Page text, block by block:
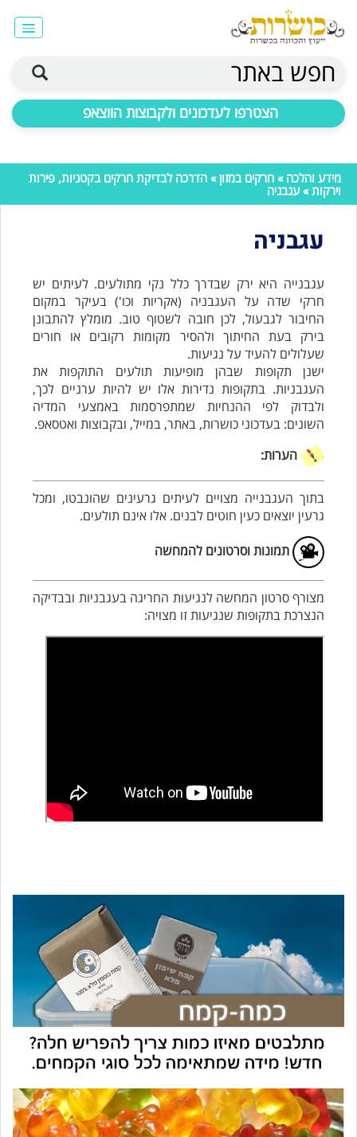
חפש באתר
הצטרפו לעדכונים ולקבוצות הווצאפ
מידע והלכה » חרקים במזון» הדרכה לבדיקת חרקים בקטניות, פירות
וירקות» עגבניה
עגבניה
עגבנייה היא ירק שבדרך כלל נקי מתולעים. לעיתים יש
חרקי שדה על העגבניה (אקריות וכו') בעיקר במקום
החיבור לגבעול, לכן חובה לשטוף טוב. מומלץ להתבונן
בירק בעת החיתוך ולהסיר מקומות רקובים או חורים
שעלולים להעיד על נגיעות.
ישנן תקופות שבהן מופיעות תולעים התוקפות את
העגבניות. בתקופות נדירות אלו יש להיות ערניים לכך,
ולבדוק לפי ההנחיות שמתפרסמות באמצעי המדיה
השונים: בעדכוני כושרות, באתר, במייל, ובקבוצות ואטסאפ.
הערות:
בתוך העגבנייה מצויים לעיתים גרעינים שהונבטו, ומכל
גרעין יוצאים כעין חוטים לבנים. אלו אינם תולעים.
תמונות וסרטונים להמחשה
מצורף סרטון המחשה לנגיעות החריגה בעגבניות ובבדיקה
הנצרכת בתקופות שנגיעות זו מצויה: